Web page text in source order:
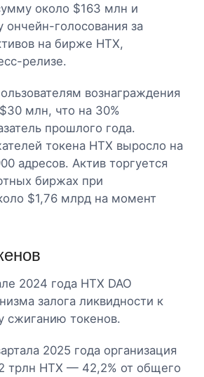
около $163 млн и
ончейн-голосования за
на бирже HTX,
релизе.
вознаграждения
млн, что на 30%
прошлого года.
токена HTX выросло на
адресов. Актив торгуется
биржах при
$1,76 млрд на момент
2024 года HTX DAO
залога ликвидности к
сжиганию токенов.
2025 года организация
трлн HTX — 42,2% от общего